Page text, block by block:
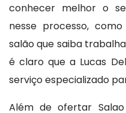
conhecer melhor o
nesse processo,
salão que saiba
é claro que a Lucas
serviço especializado
Além de ofertar Salao